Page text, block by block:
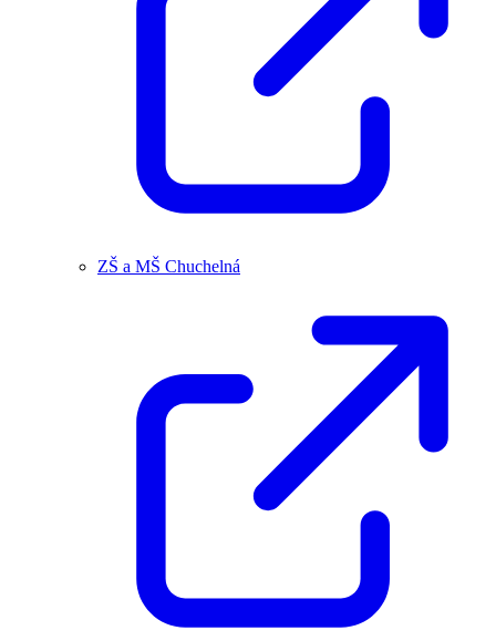
ZŠ a MŠ Chuchelná